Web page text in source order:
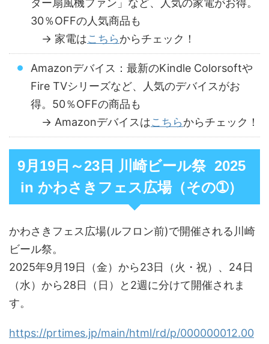
ター扇風機ファン」など、人気の家電がお得。
30％OFFの人気商品も
→ 家電はこちらからチェック！
Amazonデバイス：最新のKindle Colorsoftや
Fire TVシリーズなど、人気のデバイスがお
得。50％OFFの商品も
→ Amazonデバイスはこちらからチェック！
9月19日～23日 川崎ビール祭 2025
in かわさきフェス広場（その➀）
かわさきフェス広場(ルフロン前)で開催される川崎
ビール祭。
2025年9月19日（金）から23日（火・祝）、24日
（水）から28日（日）と2週に分けて開催されま
す。
https://prtimes.jp/main/html/rd/p/000000012.00